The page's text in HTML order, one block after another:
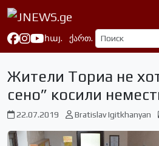
հայ. ქართ.
Жители Ториа не
сено” косили
22.07.2019 Bratislav Igitkhanyan